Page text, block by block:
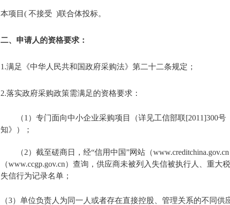
本项目( 不接受 )联合体投标。
二、申请人的资格要求：
1.满足《中华人民共和国政府采购法》第二十二条规定；
2.落实政府采购政策需满足的资格要求：
（1）专门面向中小企业采购项目（详见工信部联[2011]300
知》）；
（2）截至磋商日，经“信用中国”网站（
（www.ccgp.gov.cn）查询，供应商未被列入失信被执行人、重
失信行为记录名单；
（3）单位负责人为同一人或者存在直接控股、管理关系的不同